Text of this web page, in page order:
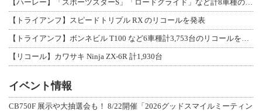
【トライアンフ】スピードトリプル RX のリコールを発表
【リコール】カワサキ Ninja ZX-6R 計1,930台
イベント情報
CB750F 展示や大抽選会も！ 8/22開催「2026グッドスマイルミーティン